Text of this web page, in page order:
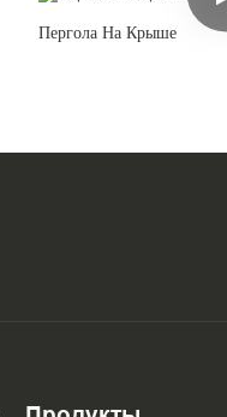
Пергола На Крыше